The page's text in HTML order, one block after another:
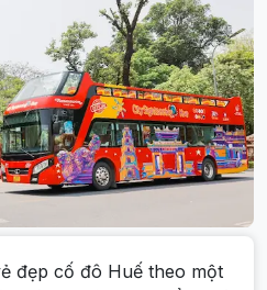
đẹp cố đô Huế theo một